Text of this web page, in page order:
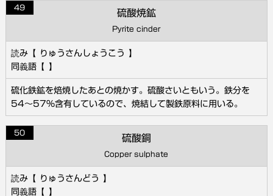
49
硫酸焼鉱
Pyrite cinder
りゅうさんしょうこう
硫化鉄鉱を焙焼したあとの焼かす。硫酸さいともいう。鉄分を
54～57％含有しているので、焼結して製鉄原料に用いる。
50
硫酸銅
Copper sulphate
りゅうさんどう